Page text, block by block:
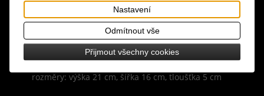
bezpečně uschovejte drobnosti, krystaly nebo
tajná kouzla, krabička je stylizovaná jako mystický
grimoár a po otevření odhalí prostorný prostor,
který krásně zapadne do knihovny nebo oltáře
rozměry: výška 21 cm, šířka 16 cm, tloušťka 5 cm
Nastavení
Odmítnout vše
Přijmout všechny cookies